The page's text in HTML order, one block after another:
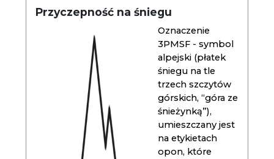
Przyczepność na śniegu
Oznaczenie
3PMSF - symbol
alpejski (płatek
śniegu na tle
trzech szczytów
górskich, “góra ze
śnieżynką”),
umieszczany jest
na etykietach
opon, które